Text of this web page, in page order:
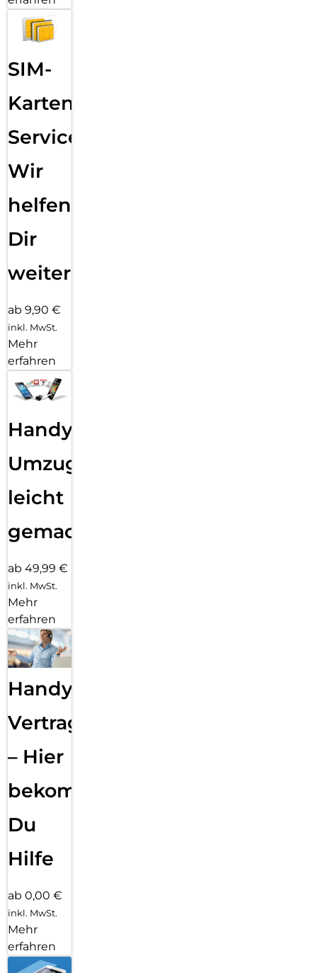
SIM-
Karten
Service:
Wir
helfen
Dir
weiter
ab 9,90 €
inkl. MwSt.
Mehr
erfahren
Handy
Umzug
leicht
gemacht!
ab 49,99 €
inkl. MwSt.
Mehr
erfahren
Handy
Vertragsabwicklung
– Hier
bekommst
Du
Hilfe
ab 0,00 €
inkl. MwSt.
Mehr
erfahren